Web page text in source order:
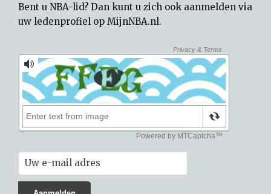
Bent u NBA-lid? Dan kunt u zich ook aanmelden via
uw ledenprofiel op MijnNBA.nl.